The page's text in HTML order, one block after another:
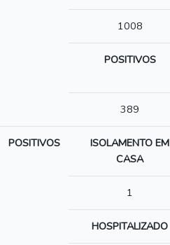
1008
POSITIVOS
389
POSITIVOS
ISOLAMENTO EM
CASA
1
HOSPITALIZADO